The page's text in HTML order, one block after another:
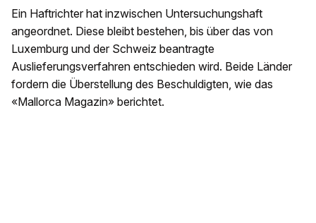
Ein Haftrichter hat inzwischen Untersuchungshaft
angeordnet. Diese bleibt bestehen, bis über das von
Luxemburg und der Schweiz beantragte
Auslieferungsverfahren entschieden wird. Beide Länder
fordern die Überstellung des Beschuldigten, wie das
«Mallorca Magazin» berichtet.